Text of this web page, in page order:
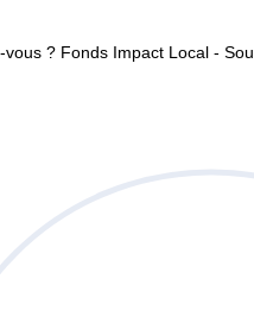
vous ? Fonds Impact Local -